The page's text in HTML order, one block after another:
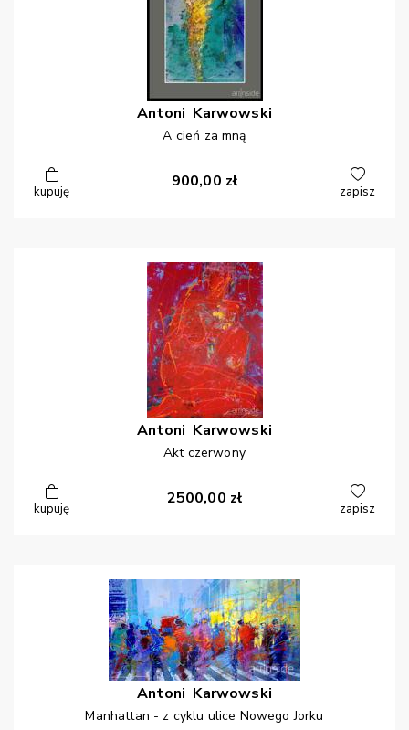
Antoni Karwowski
A cień za mną
kupuję
900,00 zł
zapisz
Antoni Karwowski
Akt czerwony
kupuję
2500,00 zł
zapisz
Antoni Karwowski
Manhattan - z cyklu ulice Nowego Jorku